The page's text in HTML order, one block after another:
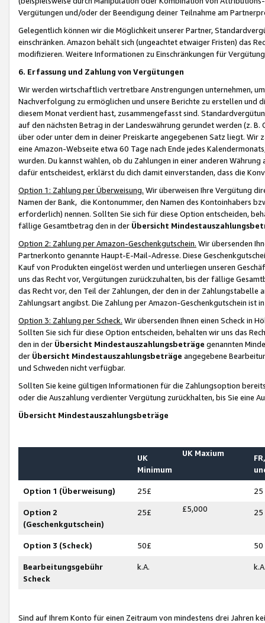
Vergütungen und/oder der Beendigung deiner Teilnahme am
Gelegentlich können wir die Möglichkeit unserer Partner,
einschränken. Amazon behält sich (ungeachtet etwaiger Fristen) das
modifizieren. Weitere Informationen zu Einschränkungen für
6. Erfassung und Zahlung von Vergütungen
Wir werden wirtschaftlich vertretbare Anstrengungen unternehmen,
Nachverfolgung zu ermöglichen und unsere Berichte zu erstellen und
diesem Monat verdient hast, zusammengefasst sind.
auf den nächsten Betrag in der Landeswährung gerundet werden (z.
über oder unter dem in deiner Preiskarte angegebenen Satz liegt.
eine Amazon-Webseite etwa 60 Tage nach Ende jedes
wurden. Du kannst wählen, ob du Zahlungen in einer anderen
dafür entscheidest, erklärst du dich damit einverstanden, dass die
Option 1: Zahlung per Überweisung. Wir überweisen Ihre Vergütung
Namen der Bank, die Kontonummer, den Namen des Kontoinhabers
erforderlich) nennen. Sollten Sie sich für diese Option entscheiden,
fällige Gesamtbetrag den in der Übersicht
Option 2: Zahlung per Amazon-Geschenkgutschein. Wir übersenden
Partnerkonto genannte Haupt-E-Mail-Adresse. Diese
Kauf von Produkten eingelöst werden und unterliegen unseren
uns das Recht vor, Vergütungen zurückzuhalten, bis der fällige
das Recht vor, den Teil der Zahlungen, der den in der
Zahlungsart angibst. Die Zahlung per Amazon-Geschenkgutschein ist
Option 3: Zahlung per Scheck. Wir übersenden Ihnen einen Scheck in
Sollten Sie sich für diese Option entscheiden, behalten wir uns das
den in der Übersicht Mindestauszahlungsbeträge genannten
der Übersicht Mindestauszahlungsbeträge angegebene
und Schweden nicht verfügbar.
Sollten Sie keine gültigen Informationen für die Zahlungsoption
oder die Auszahlung verdienter Vergütung zurückhalten, bis Sie
Übersicht Mindestauszahlungsbeträge
UK
Minimum
UK Maxium
Option 1 (Überweisung) 25£ 25
Option 2
(Geschenkgutschein)
25£ £5,000 25
Option 3 (Scheck) 50£ 50
Bearbeitungsgebühr
Scheck
k.A.
Sind auf Ihrem Konto für einen Zeitraum von mindestens drei Jahren